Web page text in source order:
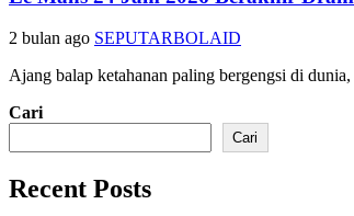
2 bulan ago SEPUTARBOLAID
Ajang balap ketahanan paling bergengsi di
Cari
Cari
Recent Posts